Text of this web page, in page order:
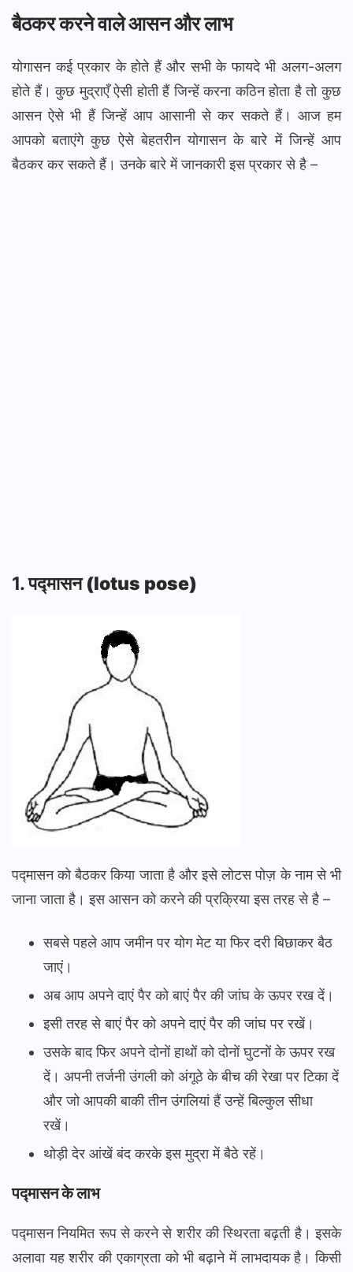
बैठकर करने वाले आसन और लाभ
योगासन कई प्रकार के होते हैं और सभी के फायदे भी अलग-अलग
होते हैं। कुछ मुद्राएँ ऐसी होती हैं जिन्हें करना कठिन होता है तो कुछ
आसन ऐसे भी हैं जिन्हें आप आसानी से कर सकते हैं। आज हम
आपको बताएंगे कुछ ऐसे बेहतरीन योगासन के बारे में जिन्हें आप
बैठकर कर सकते हैं। उनके बारे में जानकारी इस प्रकार से है –
1.पद्मासन (lotus pose)
पद्मासन को बैठकर किया जाता है और इसे लोटस पोज़ के नाम से भी
जाना जाता है। इस आसन को करने की प्रक्रिया इस तरह से है –
सबसे पहले आप जमीन पर योग मेट या फिर दरी बिछाकर बैठ
जाएं।
अब आप अपने दाएं पैर को बाएं पैर की जांघ के ऊपर रख दें।
इसी तरह से बाएं पैर को अपने दाएं पैर की जांघ पर रखें।
उसके बाद फिर अपने दोनों हाथों को दोनों घुटनों के ऊपर रख
दें। अपनी तर्जनी उंगली को अंगूठे के बीच की रेखा पर टिका दें
और जो आपकी बाकी तीन उंगलियां हैं उन्हें बिल्कुल सीधा
रखें।
थोड़ी देर आंखें बंद करके इस मुद्रा में बैठे रहें।‌
पद्मासन के लाभ
पद्मासन नियमित रूप से करने से शरीर की स्थिरता बढ़ती है। इसके
अलावा यह शरीर की एकाग्रता को भी बढ़ाने में लाभदायक है। किसी